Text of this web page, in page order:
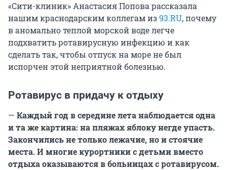
«Сити-клиник» Анастасия Попова рассказала
нашим краснодарским коллегам из93.RU, почему
в аномально теплой морской воде легче
подхватить ротавирусную инфекцию и как
сделать так, чтобы отпуск на море не был
испорчен этой неприятной болезнью.
Ротавирус в придачу к отдыху
— Каждый год в середине лета наблюдается одна
и та же картина: на пляжах яблоку негде упасть.
Закончились не только лежачие, но и стоячие
места. И многие курортники с детьми вместо
отдыха оказываются в больницах с ротавирусом.